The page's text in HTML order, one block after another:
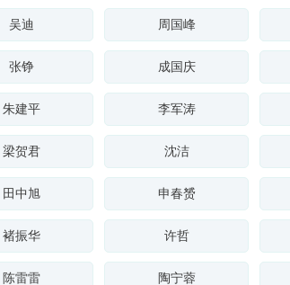
吴迪 周国峰
张铮 成国庆
朱建平 李军涛
梁贺君 沈洁
田中旭 申春赟
褚振华 许哲
陈雷雷 陶宁蓉